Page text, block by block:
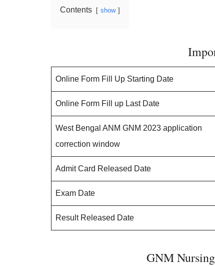
Contents show
Online Form Fill Up Starting Date
Online Form Fill up Last Date
West Bengal ANM GNM 2023 application
correction window
Admit Card Released Date
Exam Date
Result Released Date
GNM Nursing